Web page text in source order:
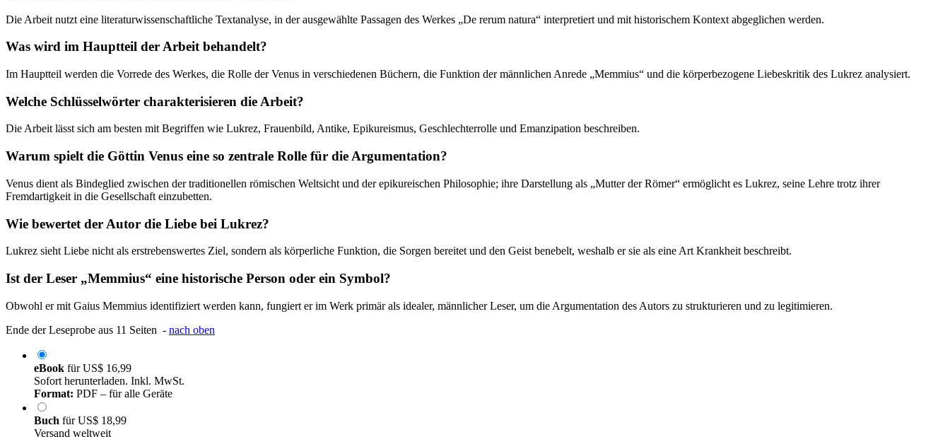
Die Arbeit nutzt eine literaturwissenschaftliche Textanalyse, in der ausgewählte Passagen des Werkes „De rerum natura“ interpretiert und mit historischem Kontext abgeglichen werden.
Was wird im Hauptteil der Arbeit behandelt?
Im Hauptteil werden die Vorrede des Werkes, die Rolle der Venus in verschiedenen Büchern, die Funktion der männlichen Anrede „Memmius“ und die körperbezogene Liebeskritik des Lukrez analysiert.
Welche Schlüsselwörter charakterisieren die Arbeit?
Die Arbeit lässt sich am besten mit Begriffen wie Lukrez, Frauenbild, Antike, Epikureismus, Geschlechterrolle und Emanzipation beschreiben.
Warum spielt die Göttin Venus eine so zentrale Rolle für die Argumentation?
Venus dient als Bindeglied zwischen der traditionellen römischen Weltsicht und der epikureischen Philosophie; ihre Darstellung als „Mutter der Römer“ ermöglicht es Lukrez, seine Lehre trotz ihrer
Fremdartigkeit in die Gesellschaft einzubetten.
Wie bewertet der Autor die Liebe bei Lukrez?
Lukrez sieht Liebe nicht als erstrebenswertes Ziel, sondern als körperliche Funktion, die Sorgen bereitet und den Geist benebelt, weshalb er sie als eine Art Krankheit beschreibt.
Ist der Leser „Memmius“ eine historische Person oder ein Symbol?
Obwohl er mit Gaius Memmius identifiziert werden kann, fungiert er im Werk primär als idealer, männlicher Leser, um die Argumentation des Autors zu strukturieren und zu legitimieren.
Ende der Leseprobe aus 11 Seiten - nach oben
eBook fürUS$ 16,99
Sofort herunterladen. Inkl. MwSt.
Format: PDF – für alle Geräte
Buch fürUS$ 18,99
Versand weltweit